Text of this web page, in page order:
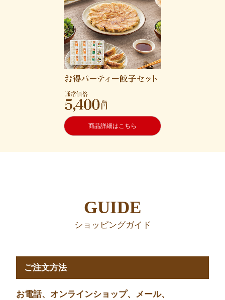
商品詳細はこちら
GUIDE
ショッピングガイド
ご注文方法
お電話、オンラインショップ、メール、